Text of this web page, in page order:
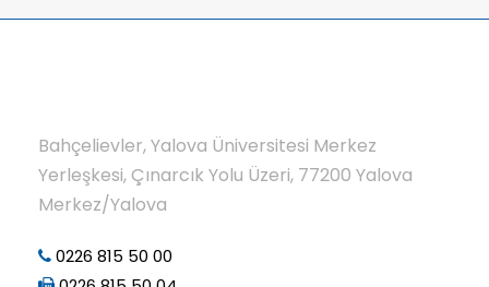
Bahçelievler, Yalova Üniversitesi Merkez
Yerleşkesi, Çınarcık Yolu Üzeri, 77200 Yalova
Merkez/Yalova
0226 815 50 00